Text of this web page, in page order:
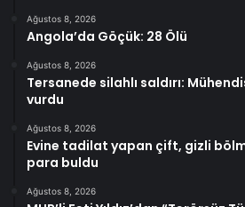
Ağustos 8, 2026
Angola’da Göçük: 28 Ölü
Ağustos 8, 2026
Tersanede silahlı saldırı:
vurdu
Ağustos 8, 2026
Evine tadilat yapan çift, gizli
para buldu
Ağustos 8, 2026